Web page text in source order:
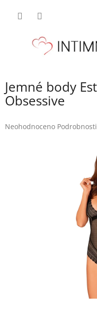
Jemné body
Obsessive
Průměrné
Neohodnoceno